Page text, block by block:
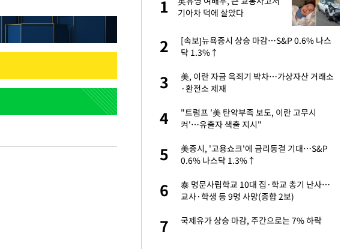
"창 3개 띄워도 답답함 없네"…'폴드8 울트
라', 일주일 써보니
英유명 여배우, 큰 교통사고서 기아차 덕에
살았다
[속보]뉴욕증시 상승 마감…S&P 0.6% 나스
더위에 에어컨 틀고 '콜록콜록'…혹시 이 질
1
기아차 덕에 살았다
2
[속보]뉴욕증시 상승 마감…S&P 0.6% 나스
닥 1.3%↑
3
美, 이란 자금 옥죄기 박차…가상자산 거래소
·환전소 제재
4
"트럼프 '美 탄약부족 보도, 이란 고무시
켜'…유출자 색출 지시"
5
美증시, '고용쇼크'에 금리동결 기대…S&P
0.6% 나스닥 1.3%↑
6
泰 명문사립학교 10대 집·학교 총기 난사…
교사·학생 등 9명 사망(종합 2보)
7 국제유가 상승 마감, 주간으로는 7% 하락